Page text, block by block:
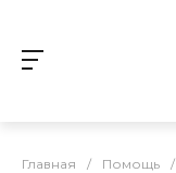
Главная / Помощь /